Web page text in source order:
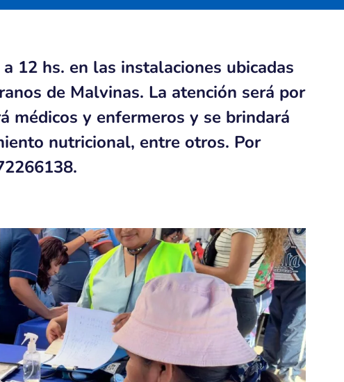
12 hs. en las instalaciones ubicadas
de Malvinas. La atención será por
médicos y enfermeros y se brindará
nutricional, entre otros. Por